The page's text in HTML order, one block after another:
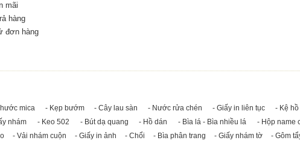
mãi
hàng
đơn hàng
mica - Kẹp bướm - Cây lau sàn - Nước rửa chén - Giấy in liên tục - Kệ
nhám - Keo 502 - Bút dạ quang - Hồ dán - Bìa lá - Bìa nhiều lá - Hộp name
- Vải nhám cuộn - Giấy in ảnh - Chổi - Bìa phân trang - Giấy nhám tờ - Gôm